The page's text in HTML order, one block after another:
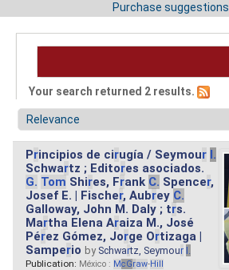
Purchase suggestions
Your search returned 2 results.
Principios de cirugía / Seymour I.
Schwartz ; Editores asociados.
G. Tom Shires, Frank C. Spencer,
Josef E. | Fischer, Aubrey C.
Galloway, John M. Daly ; trs.
Martha Elena Araiza M., José
Pérez Gómez, Jorge Ortizaga |
Samperio by Schwartz, Seymour I.
Publication: México : McGraw-Hill